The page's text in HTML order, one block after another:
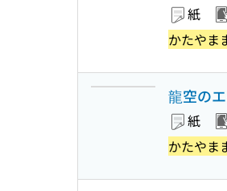
紙
かたやま
龍空の
紙
かたやま